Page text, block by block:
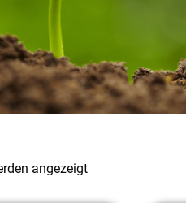
angezeigt